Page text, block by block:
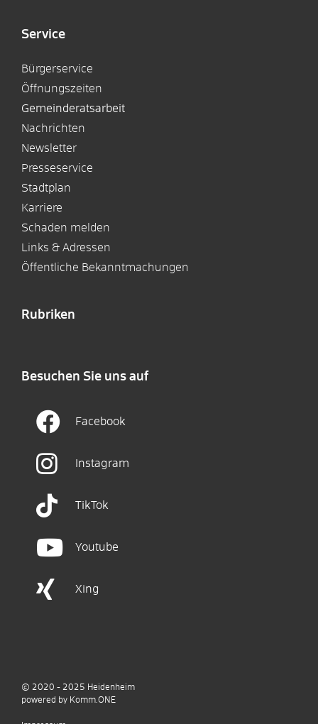
Service
Bürgerservice
Öffnungszeiten
Gemeinderatsarbeit
Nachrichten
Newsletter
Presseservice
Stadtplan
Karriere
Schaden melden
Links & Adressen
Öffentliche Bekanntmachungen
Rubriken
Besuchen Sie uns auf
Facebook
Instagram
TikTok
Youtube
Xing
© 2020 - 2025 Heidenheim
powered by Komm.ONE